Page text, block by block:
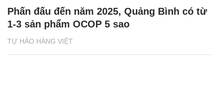
TỰ HÀO HÀNG VIỆT
Phấn đấu đến năm 2025, Quảng Bình có từ
1-3 sản phẩm OCOP 5 sao